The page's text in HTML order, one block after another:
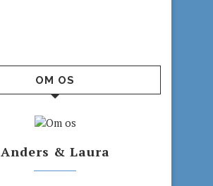
OM OS
Anders & Laura